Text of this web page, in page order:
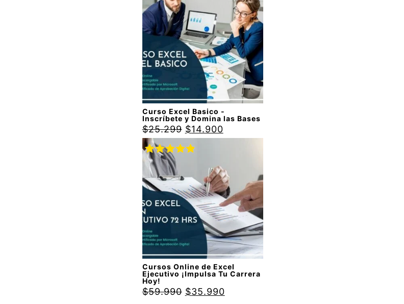
Curso Excel Basico -
Inscríbete y Domina las Bases
Valorado
con5.00de
5
$25.299 $14.900
Cursos Online de Excel
Ejecutivo ¡Impulsa Tu Carrera
Hoy!
Valorado
con5.00
5
$59.990 $35.990